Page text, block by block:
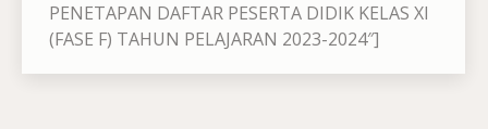
PENETAPAN DAFTAR PESERTA DIDIK KELAS XI
(FASE F) TAHUN PELAJARAN 2023-2024″]